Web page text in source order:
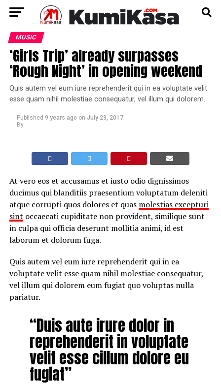
MUSIC
‘Girls Trip’ already surpasses
‘Rough Night’ in opening weekend
Quis autem vel eum iure reprehenderit qui in ea voluptate velit
esse quam nihil molestiae consequatur, vel illum qui dolorem.
Published 9 years ago on July 23, 2017
By
At vero eos et accusamus et iusto odio dignissimos
ducimus qui blanditiis praesentium voluptatum deleniti
atque corrupti quos dolores et quas molestias excepturi
sint occaecati cupiditate non provident, similique sunt
in culpa qui officia deserunt mollitia animi, id est
laborum et dolorum fuga.
Quis autem vel eum iure reprehenderit qui in ea
voluptate velit esse quam nihil molestiae consequatur,
vel illum qui dolorem eum fugiat quo voluptas nulla
pariatur.
“Duis aute irure dolor in
reprehenderit in voluptate
velit esse cillum dolore eu
fugiat”